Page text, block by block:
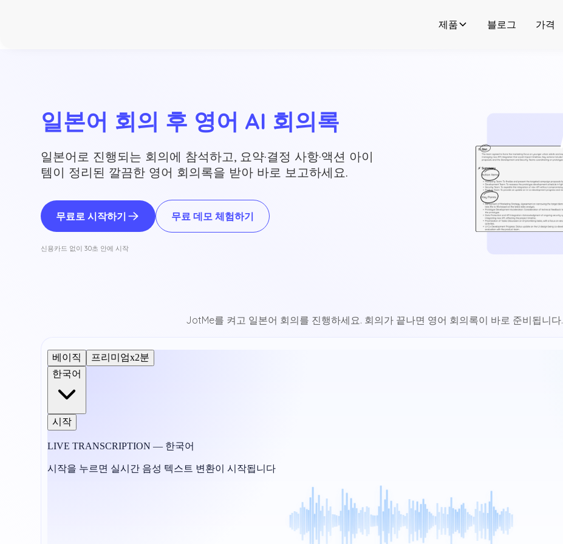
제품 블로그 가격
일본어 회의 후 영어 AI 회의록
일본어로 진행되는 회의에 참석하고, 요약·결정 사항·액션 아이
템이 정리된 깔끔한 영어 회의록을 받아 바로 보고하세요.
무료로 시작하기 무료 데모 체험하기
신용카드 없이 30초 안에 시작
JotMe를 켜고 일본어 회의를 진행하세요. 회의가 끝나면 영어 회의록이 바로 준비됩니다.